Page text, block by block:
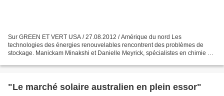
Sur GREEN ET VERT USA / 27.08.2012 / Amérique du nord Les
technologies des énergies renouvelables rencontrent des problèmes de
stockage. Manickam Minakshi et Danielle Meyrick, spécialistes en chimie et
"Le marché solaire australien en plein essor"